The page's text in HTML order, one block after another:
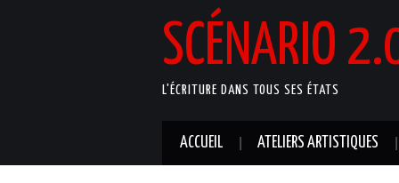
SCÉNARIO
L'ÉCRITURE DANS TOUS SES ÉTATS
ACCUEIL ATELIERS ARTISTIQUES